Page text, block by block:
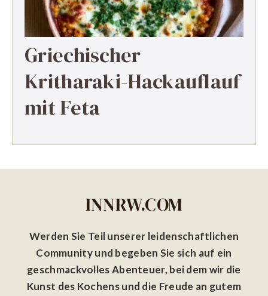
Griechischer
Kritharaki-Hackauflauf
mit Feta
INNRW.COM
Werden Sie Teil unserer leidenschaftlichen
Community und begeben Sie sich auf ein
geschmackvolles Abenteuer, bei dem wir die
Kunst des Kochens und die Freude an gutem